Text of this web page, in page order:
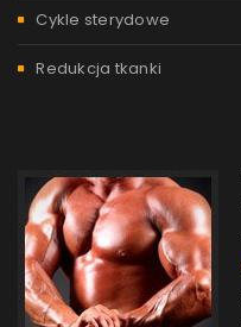
Cykle sterydowe
Redukcja tkanki